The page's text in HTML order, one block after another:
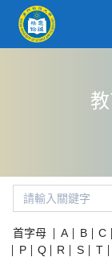
首字母 A B C
P
Q R S T